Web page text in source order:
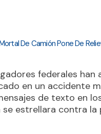
De Camión Pone De
federales
en un accidente
de texto en
se estrellara contra